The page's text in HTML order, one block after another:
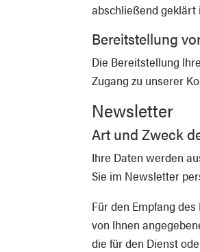
abschließend geklärt
Bereitstellung
Die Bereitstellung
Zugang zu unserer
Newsletter
Art und Zweck
Ihre Daten werden
Sie im Newsletter
Für den Empfang
von Ihnen
die für den Dienst